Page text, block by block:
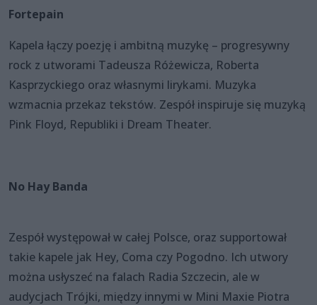
Fortepain
Kapela łączy poezję i ambitną muzykę – progresywny
rock z utworami Tadeusza Różewicza, Roberta
Kasprzyckiego oraz własnymi lirykami. Muzyka
wzmacnia przekaz tekstów. Zespół inspiruje się muzyką
Pink Floyd, Republiki i Dream Theater.
No Hay Banda
Zespół występował w całej Polsce, oraz supportował
takie kapele jak Hey, Coma czy Pogodno. Ich utwory
można usłyszeć na falach Radia Szczecin, ale w
audycjach Trójki, między innymi w Mini Maxie Piotra